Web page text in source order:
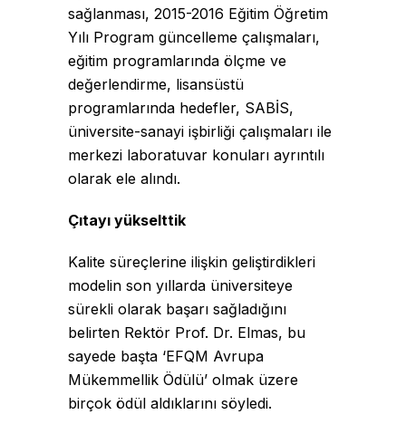
sağlanması, 2015-2016 Eğitim Öğretim
Yılı Program güncelleme çalışmaları,
eğitim programlarında ölçme ve
değerlendirme, lisansüstü
programlarında hedefler, SABİS,
üniversite-sanayi işbirliği çalışmaları ile
merkezi laboratuvar konuları ayrıntılı
olarak ele alındı.
Çıtayı yükselttik
Kalite süreçlerine ilişkin geliştirdikleri
modelin son yıllarda üniversiteye
sürekli olarak başarı sağladığını
belirten Rektör Prof. Dr. Elmas, bu
sayede başta ‘EFQM Avrupa
Mükemmellik Ödülü’ olmak üzere
birçok ödül aldıklarını söyledi.